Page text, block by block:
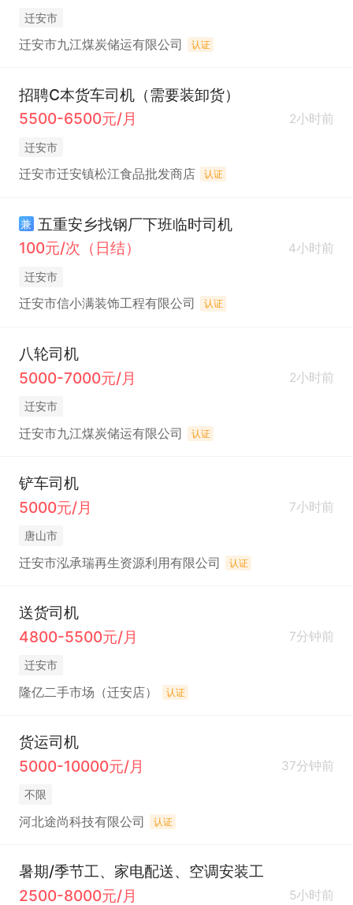
迁安市
迁安市九江煤炭储运有限公司 认证
招聘C本货车司机（需要装卸货）
5500-6500元/月
2小时前
迁安市
迁安市迁安镇松江食品批发商店 认证
兼 五重安乡找钢厂下班临时司机
100元/次（日结）
4小时前
迁安市
迁安市信小满装饰工程有限公司 认证
八轮司机
5000-7000元/月
2小时前
迁安市
迁安市九江煤炭储运有限公司 认证
铲车司机
5000元/月
7小时前
唐山市
迁安市泓承瑞再生资源利用有限公司 认证
送货司机
4800-5500元/月
7分钟前
迁安市
隆亿二手市场（迁安店） 认证
货运司机
5000-10000元/月
37分钟前
不限
河北途尚科技有限公司 认证
暑期/季节工、家电配送、空调安装工
2500-8000元/月
5小时前